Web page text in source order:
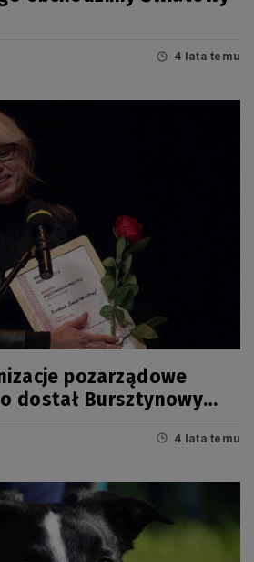
4 lata temu
pozarządowe
dostał Bursztynowy
4 lata temu